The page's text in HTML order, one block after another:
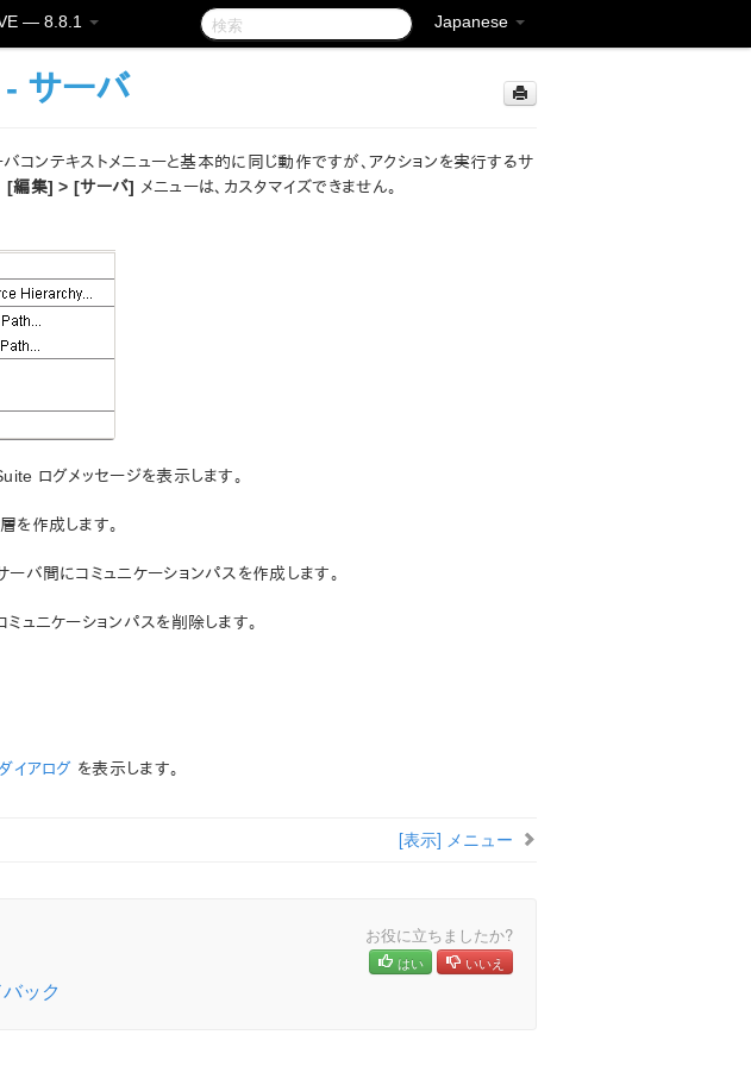
Japanese
— 8.8.1
サーバ
バコンテキストメニューと基本的に同じ動作ですが、アクションを実行するサ
[編集] > [サーバ] メニューは、カスタマイズできません。
ログメッセージを表示します。
を作成します。
ーバ間にコミュニケーションパスを作成します。
ミュニケーションパスを削除します。
イアログ を表示します。
[表示] メニュー
お役に立ちましたか?
はい いいえ
ック